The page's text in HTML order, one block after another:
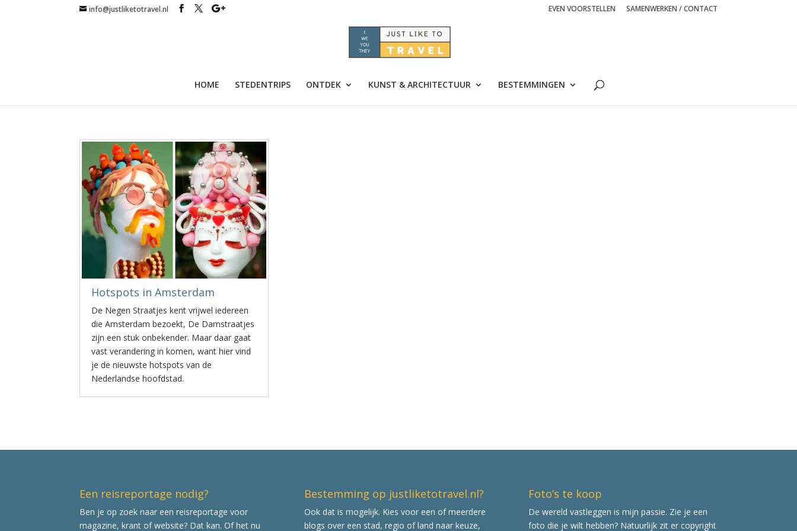
info@justliketotravel.nl EVEN VOORSTELLEN SAMENWERKEN / CONTACT
HOME STEDENTRIPS ONTDEK KUNST & ARCHITECTUUR BESTEMMINGEN
Hotspots in Amsterdam
De Negen Straatjes kent vrijwel iedereen
die Amsterdam bezoekt, De Damstraatjes
zijn een stuk onbekender. Maar daar gaat
vast verandering in komen, want hier vind
je de nieuwste hotspots van de
Nederlandse hoofdstad.
Een reisreportage nodig?
Ben je op zoek naar een reisreportage voor
magazine, krant of website? Dat kan. Of het nu
Bestemming op justliketotravel.nl?
Ook dat is mogelijk. Kies voor een of meerdere
blogs over een stad, regio of land naar keuze,
Foto’s te koop
De wereld vastleggen is mijn passie. Zie je een
foto die je wilt hebben? Natuurlijk zit er copyright